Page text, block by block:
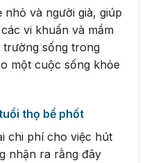
và người già, giúp
vi khuẩn và mầm
trường sống trong
một cuộc sống khỏe
thọ bể phốt
chi phí cho việc hút
nhận ra rằng đây